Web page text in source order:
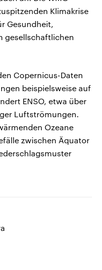
Klimakrise
Gesundheit,
gesellschaftlichen
Copernicus-Daten
beispielsweise auf
ENSO, etwa über
Luftströmungen.
Ozeane
zwischen Äquator